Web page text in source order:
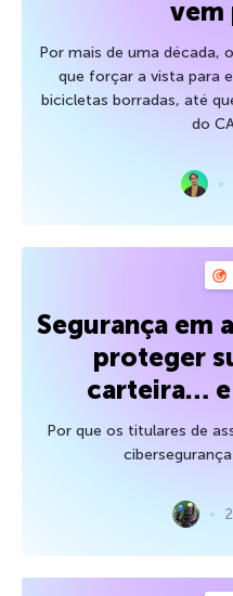
vem
Por mais de uma década,
que forçar a vista para
bicicletas borradas, até
do
Segurança em
proteger
carteira… e
Por que os titulares de